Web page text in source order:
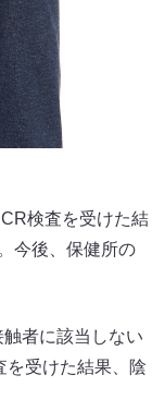
検査を受けた結
今後、保健所の
者に該当しない
を受けた結果、陰